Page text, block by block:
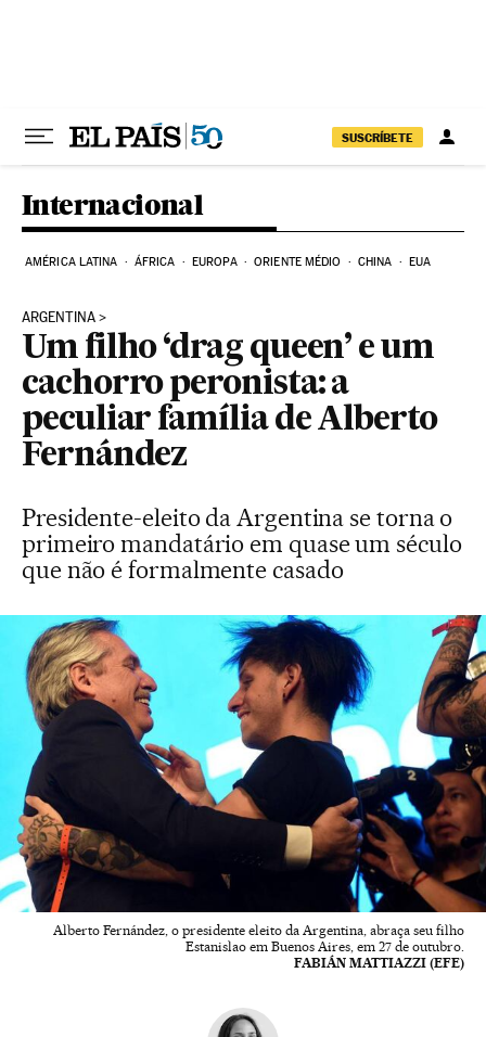
SUSCRÍBETE
Internacional
AMÉRICA LATINA ÁFRICA EUROPA ORIENTE MÉDIO CHINA EUA
ARGENTINA
Um filho ‘drag queen’ e um
cachorro peronista: a
peculiar família de Alberto
Fernández
Presidente-eleito da Argentina se torna o
primeiro mandatário em quase um século
que não é formalmente casado
Alberto Fernández, o presidente eleito da Argentina, abraça seu filho
Estanislao em Buenos Aires, em 27 de outubro.
FABIÁN MATTIAZZI (EFE)